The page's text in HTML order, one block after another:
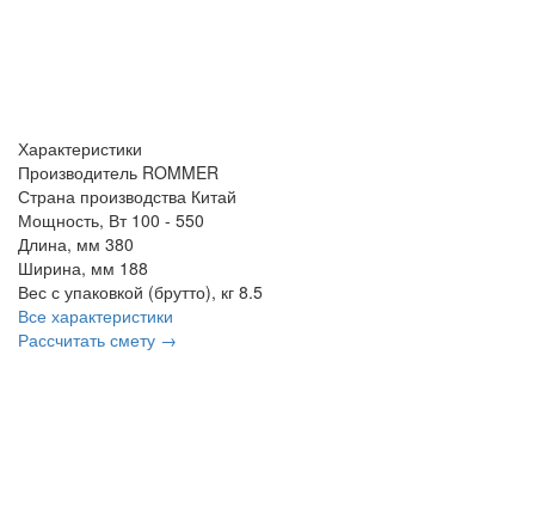
Характеристики
Производитель ROMMER
Страна производства Китай
Мощность, Вт 100 - 550
Длина, мм 380
Ширина, мм 188
Вес с упаковкой (брутто), кг 8.5
Все характеристики
Рассчитать смету →